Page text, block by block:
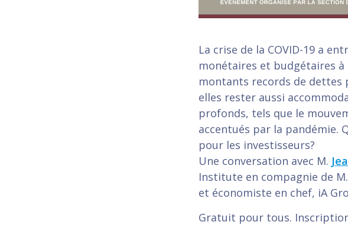
La crise de la COVID-19 a
monétaires et budgétaires à
montants records de dettes
elles rester aussi
profonds, tels que le
accentués par la pandémie.
pour les investisseurs?
Une conversation avec M.
Institute en compagnie de M.
et économiste en chef, iA
Gratuit pour tous.